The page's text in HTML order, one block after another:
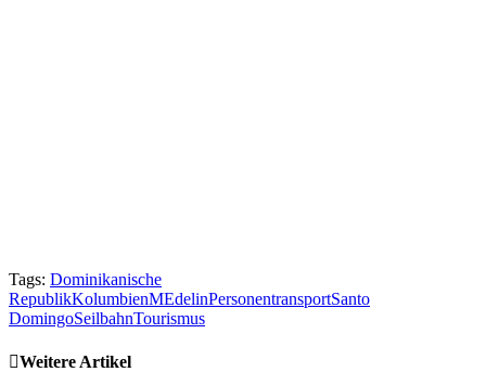
Tags: Dominikanische
RepublikKolumbienMEdelinPersonentransportSanto
DomingoSeilbahnTourismus
Weitere Artikel